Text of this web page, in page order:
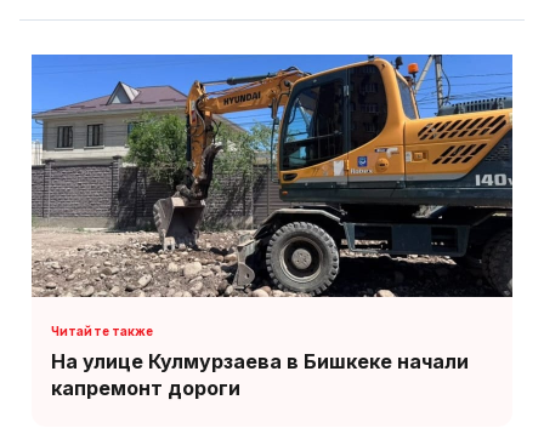
На улице Кулмурзаева в Бишкеке начали
капремонт дороги